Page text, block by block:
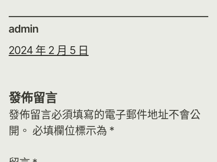
admin
2024 年 2 月 5 日
發佈留言
發佈留言必須填寫的電子郵件地址不會公
開。 必填欄位標示為 *